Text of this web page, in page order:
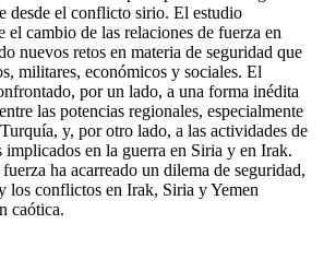
desde el conflicto sirio. El estudio
el cambio de las relaciones de fuerza en
nuevos retos en materia de seguridad que
militares, económicos y sociales. El
por un lado, a una forma inédita
las potencias regionales, especialmente
y, por otro lado, a las actividades de
implicados en la guerra en Siria y en Irak.
ha acarreado un dilema de seguridad,
los conflictos en Irak, Siria y Yemen
caótica.